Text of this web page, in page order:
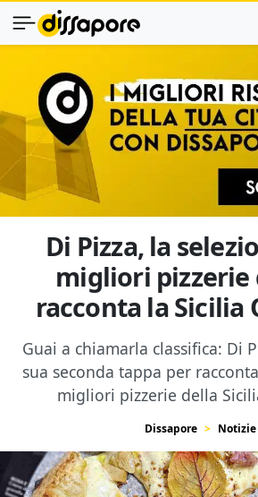
Di Pizza, la
migliori pizzerie
racconta la Sicilia
Guai a chiamarla classifica: Di
sua seconda tappa per
migliori pizzerie della
Dissapore Notizie